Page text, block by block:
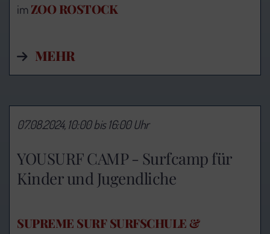
imZOO ROSTOCK
MEHR
YOUSURF CAMP - Surfcamp für
Kinder und Jugendliche
07.08.2024, 10:00 bis 16:00 Uhr
SUPREME SURF SURFSCHULE &